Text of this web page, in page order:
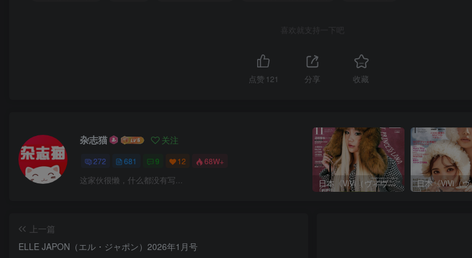
喜欢就支持一下吧
点赞 121 分享 收藏
杂志猫 关注
272 681 9 12 68W+
这家伙很懒，什么都没有写... 日本《ViVi（ヴィヴィ）》女性流行时尚杂志 PDF电子版【2025年·全年订阅】
上一篇
ELLE JAPON（エル・ジャポン）2026年1月号